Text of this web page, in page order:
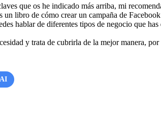
que os he indicado más arriba, mi
libro de cómo crear un campaña de
hablar de diferentes tipos de negocio que
y trata de cubrirla de la mejor manera,